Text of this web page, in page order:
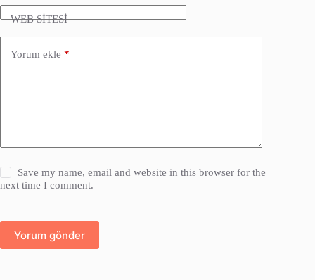
WEB SİTESİ
Yorum ekle *
Save my name, email and website in this browser for the
next time I comment.
Yorum gönder